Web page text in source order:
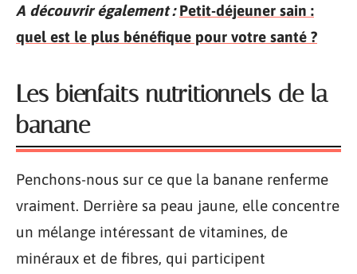
A découvrir également : Petit-déjeuner sain :
quel est le plus bénéfique pour votre santé ?
Les bienfaits nutritionnels de la
banane
Penchons-nous sur ce que la banane renferme
vraiment. Derrière sa peau jaune, elle concentre
un mélange intéressant de vitamines, de
minéraux et de fibres, qui participent